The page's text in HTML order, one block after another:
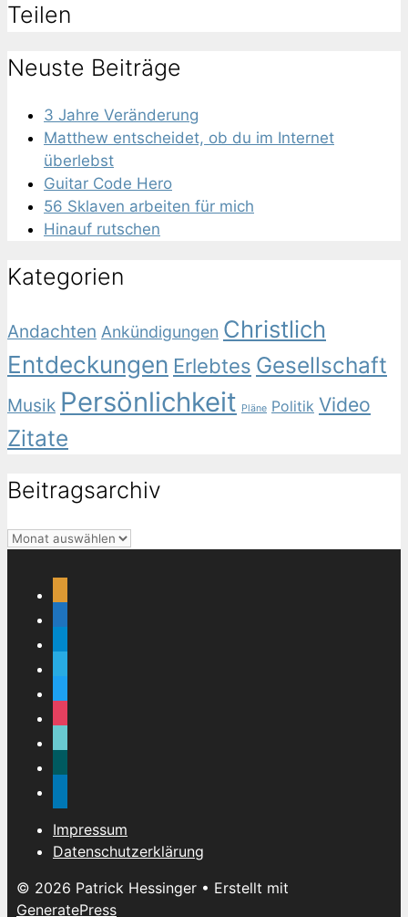
Teilen
Neuste Beiträge
3 Jahre Veränderung
Matthew entscheidet, ob du im Internet
überlebst
Guitar Code Hero
56 Sklaven arbeiten für mich
Hinauf rutschen
Kategorien
Andachten Ankündigungen Christlich
Entdeckungen Erlebtes Gesellschaft
Musik Persönlichkeit Pläne Politik Video
Zitate
Beitragsarchiv
Beitragsarchiv
Impressum
Datenschutzerklärung
© 2026 Patrick Hessinger • Erstellt mit
GeneratePress